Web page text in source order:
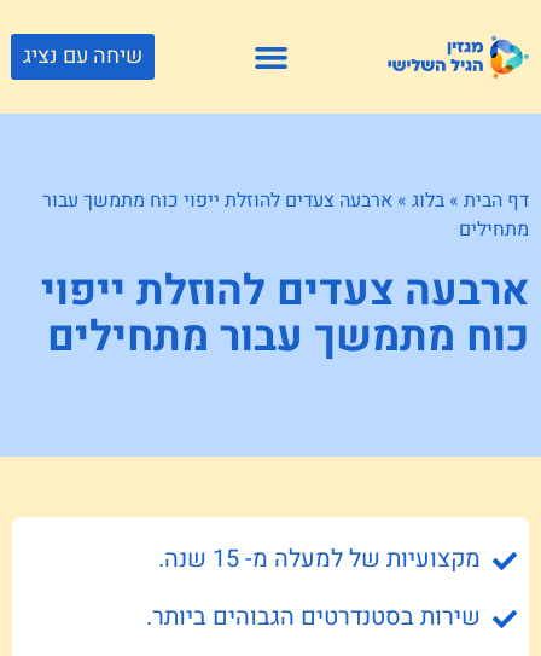
שיחה עם נציג
דף הבית » בלוג » ארבעה צעדים להוזלת ייפוי כוח מתמשך עבור
מתחילים
ארבעה צעדים להוזלת ייפוי
כוח מתמשך עבור מתחילים
מקצועיות של למעלה מ- 15 שנה.
שירות בסטנדרטים הגבוהים ביותר.